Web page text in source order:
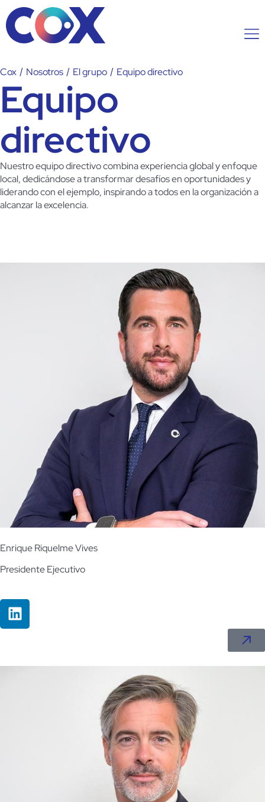
Cox / Nosotros / El grupo / Equipo directivo
Equipo
directivo
Nuestro equipo directivo combina experiencia global y enfoque
local, dedicándose a transformar desafíos en oportunidades y
liderando con el ejemplo, inspirando a todos en la organización a
alcanzar la excelencia.
Enrique Riquelme Vives
Presidente Ejecutivo